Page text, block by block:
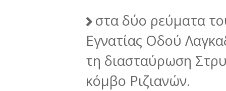
στα δύο ρεύματα
Εγνατίας Οδού
τη διασταύρωση
κόμβο Ριζιανών.